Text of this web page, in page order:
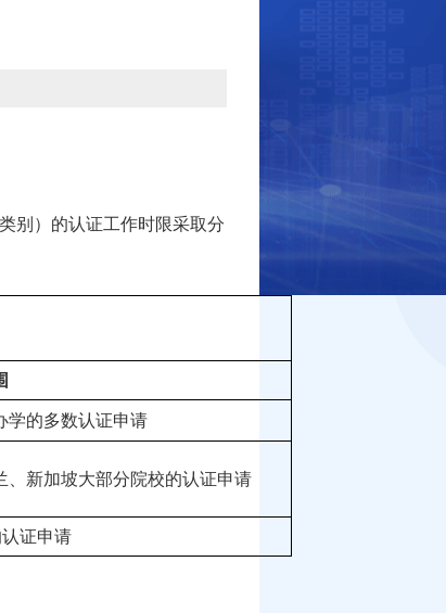
别）的认证工作时限采取分
学的多数认证申请
新加坡大部分院校的认证申请
证申请